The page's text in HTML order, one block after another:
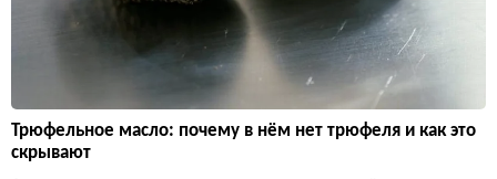
Трюфельное масло: почему в нём нет трюфеля и как это
скрывают